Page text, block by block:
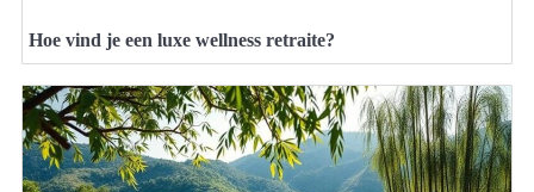
Hoe vind je een luxe wellness retraite?